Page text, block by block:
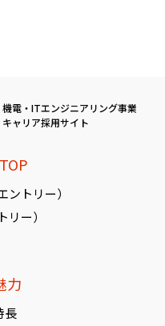
機電・ITエンジニアリング事業
キャリア採用サイト
トリー）
ー）
力
長